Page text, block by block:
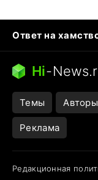
Ответ на
Бензин 100 и 95
Следующая
Hi-
Темы Авторы
Реклама
Редакционная